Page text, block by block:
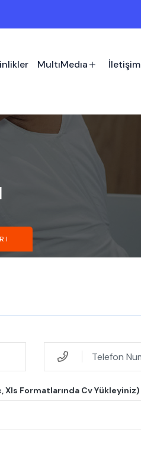
MultıMedıa İletişim
Xls Formatlarında Cv Yükleyiniz)